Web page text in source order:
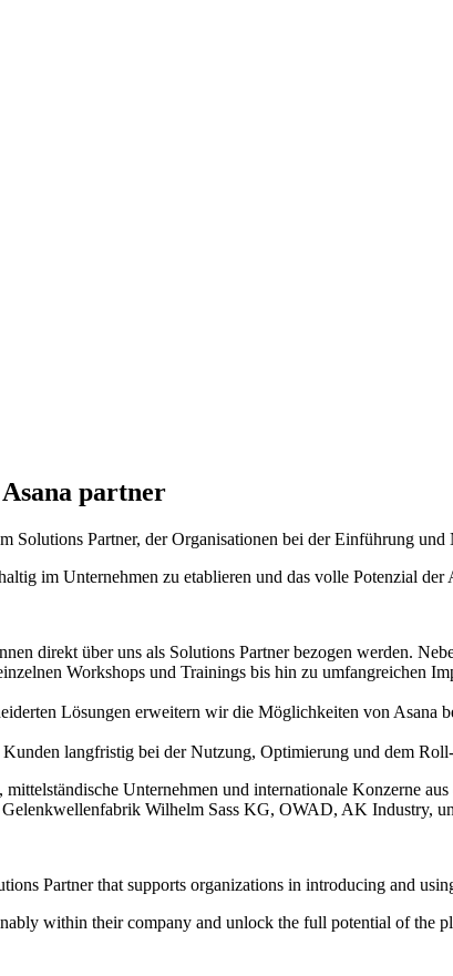
partner
Solutions Partner, der Organisationen bei der Einführung und
im Unternehmen zu etablieren und das volle Potenzial der
direkt über uns als Solutions Partner bezogen werden.
Workshops und Trainings bis hin zu umfangreichen
Lösungen erweitern wir die Möglichkeiten von Asana
Kunden langfristig bei der Nutzung, Optimierung und dem
Unternehmen und internationale Konzerne
Wilhelm Sass KG, OWAD, AK Industry,
Partner that supports organizations in introducing and
within their company and unlock the full potential of the